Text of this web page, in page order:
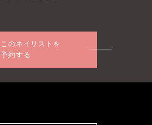
このネイリストを
予約する